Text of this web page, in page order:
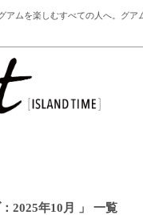
アムを楽しむすべての人へ。グ
2025年10月 」 一覧